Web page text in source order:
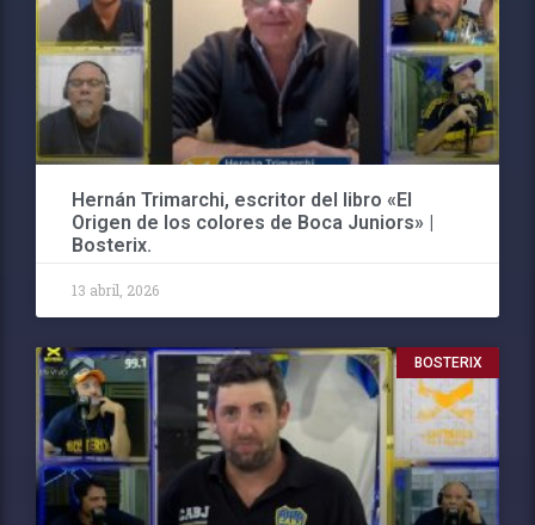
Hernán Trimarchi, escritor del libro «El
Origen de los colores de Boca Juniors» |
Bosterix.
13 abril, 2026
BOSTERIX